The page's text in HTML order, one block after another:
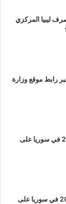
ليبيا المركزي
في سوريا عبر رابط موقع وزارة
تحميل تطبيق نتائج التاسع 2026 في سوريا على
تحميل تطبيق نتائج الثانوية 2026 في سوريا على